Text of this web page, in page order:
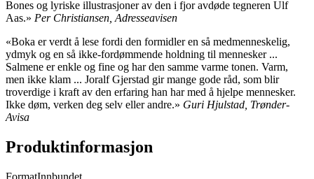
Bones og lyriske illustrasjoner av den i fjor avdøde tegneren Ulf
Aas.» Per Christiansen, Adresseavisen
«Boka er verdt å lese fordi den formidler en så medmenneskelig,
ydmyk og en så ikke-fordømmende holdning til mennesker ...
Salmene er enkle og fine og har den samme varme tonen. Varm,
men ikke klam ... Joralf Gjerstad gir mange gode råd, som blir
troverdige i kraft av den erfaring han har med å hjelpe mennesker.
Ikke døm, verken deg selv eller andre.» Guri Hjulstad, Trønder-
Avisa
Produktinformasjon
FormatInnbundet